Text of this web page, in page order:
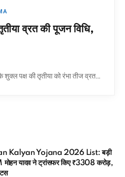
व्रत की पूजन विधि,
शुक्ल पक्ष की तृतीया को रंभा तीज व्रत…
दिल्ली का जंतर-मंतर: किसने बनवाया और
यंत्रों का रहस्य?